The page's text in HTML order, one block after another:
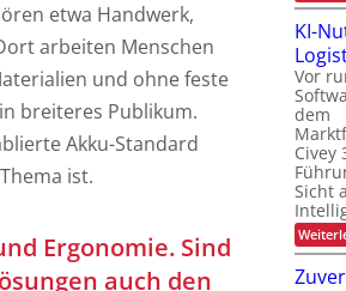
etwa Handwerk,
arbeiten Menschen
und ohne feste
breiteres Publikum.
Akku-Standard
ist.
Ergonomie. Sind
auch den
KI-
Vor
dem
Civey
Sicht